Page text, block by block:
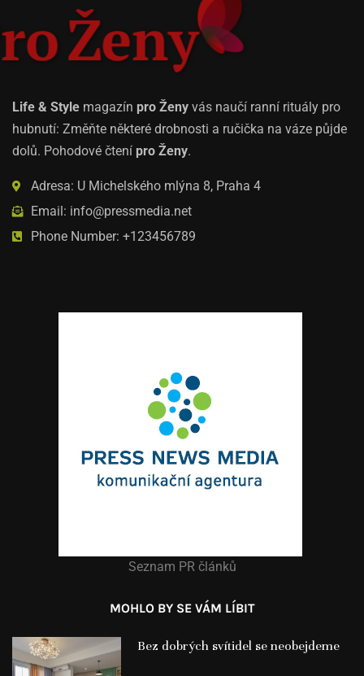
Life & Style magazín pro Ženy vás naučí ranní rituály pro
hubnutí: Změňte některé drobnosti a ručička na váze půjde
dolů. Pohodové čtení pro Ženy.
Adresa: U Michelského mlýna 8, Praha 4
Email: info@pressmedia.net
Phone Number: +123456789
Seznam PR článků
MOHLO BY SE VÁM LÍBIT
Bez dobrých svítidel se neobejdeme